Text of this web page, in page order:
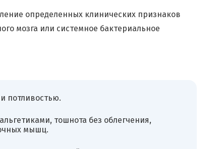
определенных клинических признаков
мозга или системное бактериальное
потливостью.
тошнота без облегчения,
мышц.